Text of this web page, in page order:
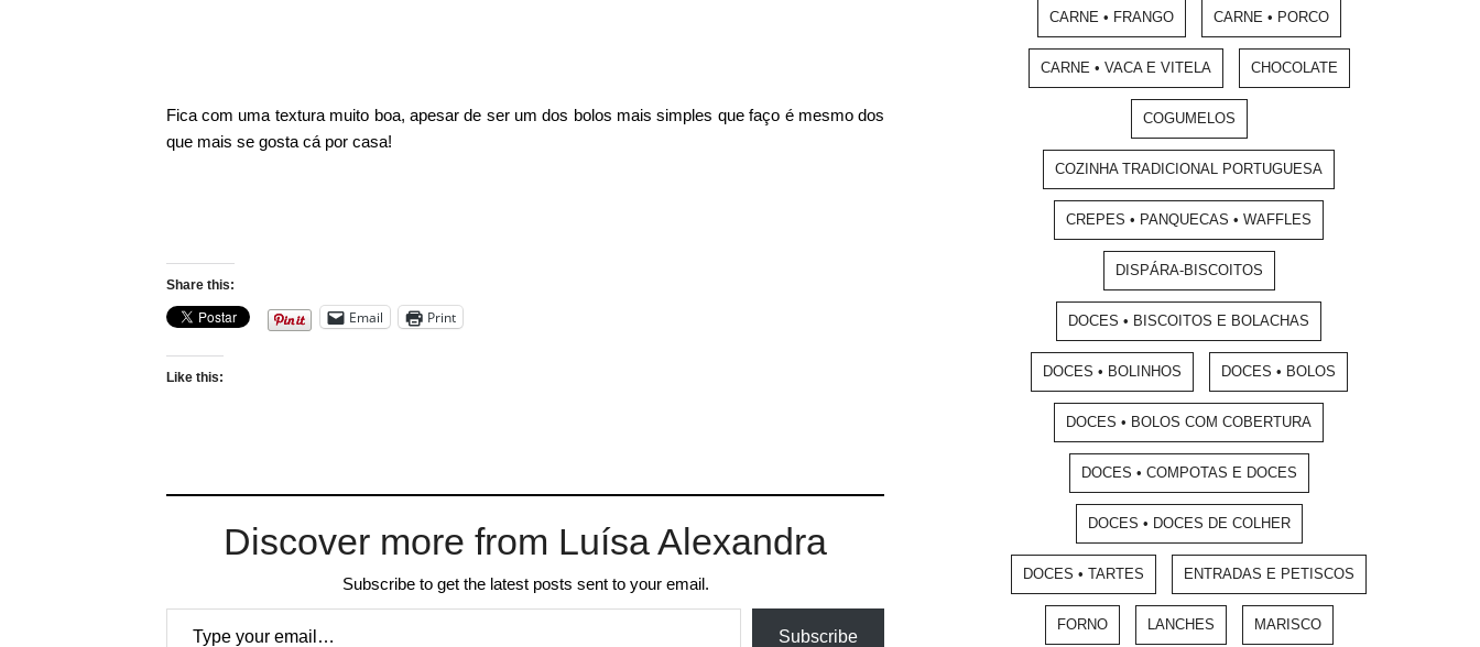
Fica com uma textura muito boa, apesar de ser um dos bolos mais simples que faço é mesmo dos
que mais se gosta cá por casa!
Share this:
Email Print
Like this:
Discover more from Luísa Alexandra
Subscribe to get the latest posts sent to your email.
Type your email…
Subscribe
CARNE • FRANGO CARNE • PORCO
CARNE • VACA E VITELA CHOCOLATE
COGUMELOS
COZINHA TRADICIONAL PORTUGUESA
CREPES • PANQUECAS • WAFFLES
DISPÁRA-BISCOITOS
DOCES • BISCOITOS E BOLACHAS
DOCES • BOLINHOS DOCES • BOLOS
DOCES • BOLOS COM COBERTURA
DOCES • COMPOTAS E DOCES
DOCES • DOCES DE COLHER
DOCES • TARTES ENTRADAS E PETISCOS
FORNO LANCHES MARISCO